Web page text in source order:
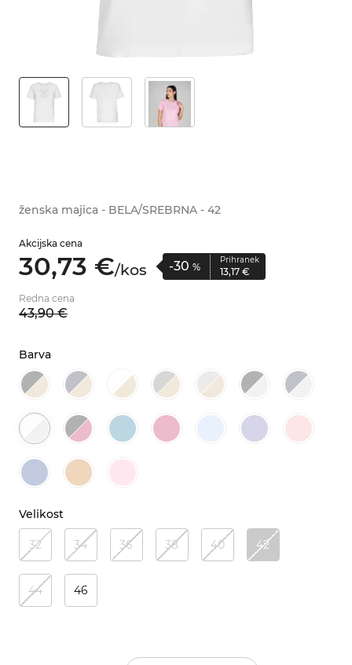
ženska majica - BELA/SREBRNA - 42
Akcijska cena
30,73 €/kos -30 %
Prihranek
13,17 €
Redna cena
43,90 €
Barva
Velikost
32 34 36 38 40 42
44 46